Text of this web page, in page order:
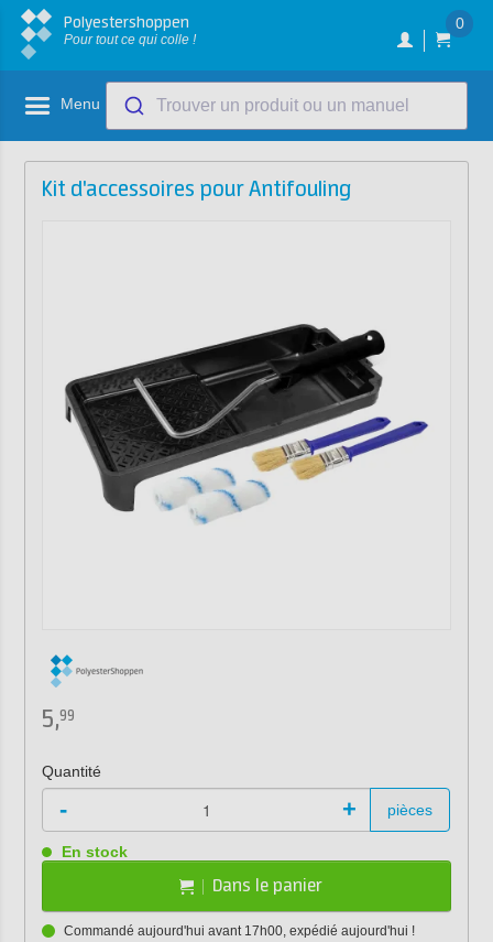
Polyestershoppen
Pour tout ce qui colle !
0
Menu Trouver un produit ou un manuel
Kit d'accessoires pour Antifouling
5,99
Quantité
- + pièces
En stock
Dans le panier
Commandé aujourd'hui avant 17h00, expédié aujourd'hui !